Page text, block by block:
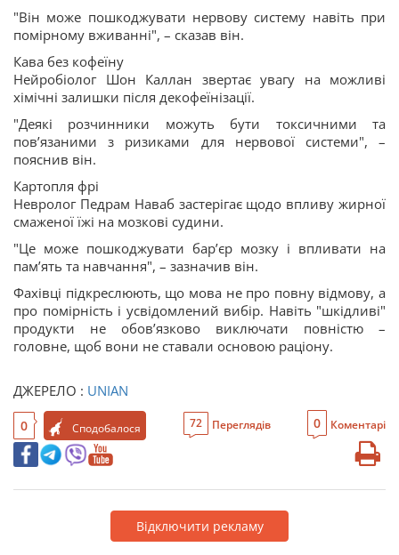
"Він може пошкоджувати нервову систему навіть при
помірному вживанні", – сказав він.
Кава без кофеїну
Нейробіолог Шон Каллан звертає увагу на можливі
хімічні залишки після декофеїнізації.
"Деякі розчинники можуть бути токсичними та
пов’язаними з ризиками для нервової системи", –
пояснив він.
Картопля фрі
Невролог Педрам Наваб застерігає щодо впливу жирної
смаженої їжі на мозкові судини.
"Це може пошкоджувати бар’єр мозку і впливати на
пам’ять та навчання", – зазначив він.
Фахівці підкреслюють, що мова не про повну відмову, а
про помірність і усвідомлений вибір. Навіть "шкідливі"
продукти не обов’язково виключати повністю –
головне, щоб вони не ставали основою раціону.
ДЖЕРЕЛО : UNIAN
0 Сподобалося 72 Переглядів 0 Коментарі
Відключити рекламу